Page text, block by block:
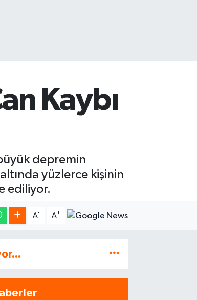
Kaybı
depremin
yüzlerce kişinin
ediliyor.
A- A+